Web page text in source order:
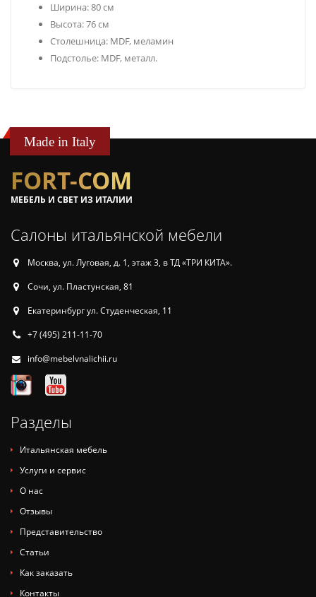
Ширина: 80 см
Высота: 76 см
Столешница: MDF, меламин
Подстолье: MDF, металл.
Made in Italy
FORT-COM
МЕБЕЛЬ И СВЕТ ИЗ ИТАЛИИ
Салоны итальянской мебели
Москва, ул. Луговая, д. 1, этаж 3, в ТД «ТРИ КИТА».
Сочи, ул. Пластунская, 81
Екатеринбург ул. Студенческая, 11
+7 (495) 211-11-70
info@mebelvnalichii.ru
Разделы
Итальянская мебель
Услуги и сервис
О нас
Отзывы
Представительство
Статьи
Как заказать
Контакты